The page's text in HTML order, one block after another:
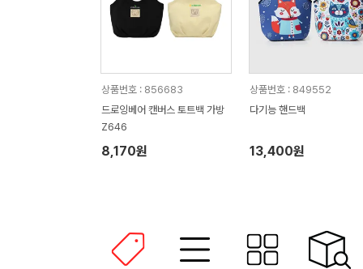
상품번호 : 856683
드로잉베어 캔버스 토트백 가방
Z646
8,170원
상품번호 : 849552
다기능 핸드백
13,400원